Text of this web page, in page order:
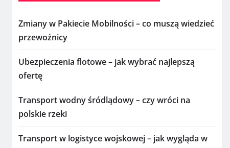
Zmiany w Pakiecie Mobilności – co muszą wiedzieć
przewoźnicy
Ubezpieczenia flotowe – jak wybrać najlepszą
ofertę
Transport wodny śródlądowy – czy wróci na
polskie rzeki
Transport w logistyce wojskowej – jak wygląda w